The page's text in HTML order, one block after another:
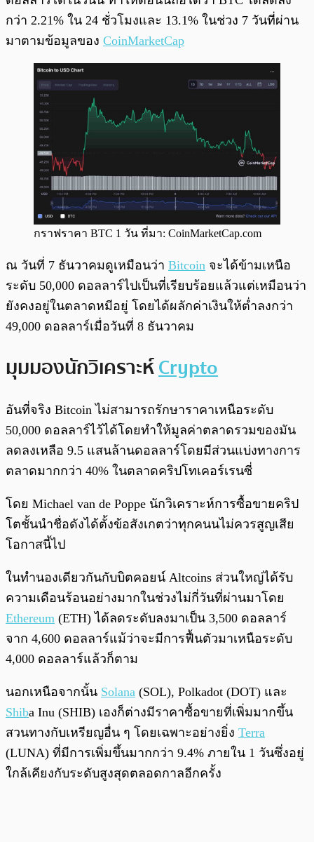
กว่า 2.21% ใน 24 ชั่วโมงและ 13.1% ในช่วง 7 วันที่ผ่าน
มาตามข้อมูลของ CoinMarketCap
กราฟราคา BTC 1 วัน ที่มา: CoinMarketCap.com
ณ วันที่ 7 ธันวาคมดูเหมือนว่า Bitcoin จะได้ข้ามเหนือ
ระดับ 50,000 ดอลลาร์ไปเป็นที่เรียบร้อยแล้วแต่เหมือนว่า
ยังคงอยู่ในตลาดหมีอยู่ โดยได้ผลักค่าเงินให้ต่ำลงกว่า
49,000 ดอลลาร์เมื่อวันที่ 8 ธันวาคม
มุมมองนักวิเคราะห์Crypto
อันที่จริง Bitcoin ไม่สามารถรักษาราคาเหนือระดับ
50,000 ดอลลาร์ไว้ได้โดยทำให้มูลค่าตลาดรวมของมัน
ลดลงเหลือ 9.5 แสนล้านดอลลาร์โดยมีส่วนแบ่งทางการ
ตลาดมากกว่า 40% ในตลาดคริปโทเคอร์เรนซี่
โดย Michael van de Poppe นักวิเคราะห์การซื้อขายคริป
โตชั้นนำชื่อดังได้ตั้งข้อสังเกตว่าทุกคนนไม่ควรสูญเสีย
โอกาสนี้ไป
ในทำนองเดียวกันกับบิตคอยน์ Altcoins ส่วนใหญ่ได้รับ
ความเดือนร้อนอย่างมากในช่วงไม่กี่วันที่ผ่านมาโดย
Ethereum (ETH) ได้ลดระดับลงมาเป็น 3,500 ดอลลาร์
จาก 4,600 ดอลลาร์แม้ว่าจะมีการฟื้นตัวมาเหนือระดับ
4,000 ดอลลาร์แล้วก็ตาม
นอกเหนือจากนั้น Solana (SOL), Polkadot (DOT) และ
Shiba Inu (SHIB) เองก็ต่างมีราคาซื้อขายที่เพิ่มมากขึ้น
สวนทางกับเหรียญอื่น ๆ โดยเฉพาะอย่างยิ่ง Terra
(LUNA) ที่มีการเพิ่มขึ้นมากกว่า 9.4% ภายใน 1 วันซึ่งอยู่
ใกล้เคียงกับระดับสูงสุดตลอดกาลอีกครั้ง